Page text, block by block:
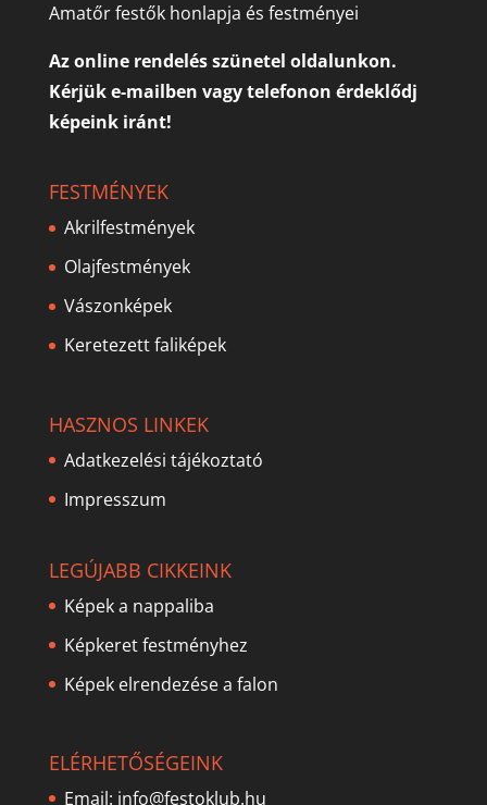
Amatőr festők honlapja és festményei
Az online rendelés szünetel oldalunkon.
Kérjük e-mailben vagy telefonon érdeklődj
képeink iránt!
FESTMÉNYEK
Akrilfestmények
Olajfestmények
Vászonképek
Keretezett faliképek
HASZNOS LINKEK
Adatkezelési tájékoztató
Impresszum
LEGÚJABB CIKKEINK
Képek a nappaliba
Képkeret festményhez
Képek elrendezése a falon
ELÉRHETŐSÉGEINK
Email: info@festoklub.hu